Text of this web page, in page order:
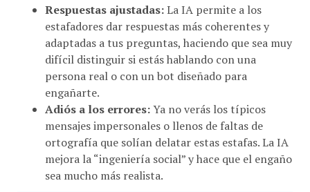
Respuestas ajustadas:La IA permite a los
estafadores dar respuestas más coherentes y
adaptadas a tus preguntas, haciendo que sea muy
difícil distinguir si estás hablando con una
persona real o con un bot diseñado para
engañarte.
Adiós a los errores:Ya no verás los típicos
mensajes impersonales o llenos de faltas de
ortografía que solían delatar estas estafas. La IA
mejora la “ingeniería social” y hace que el engaño
sea mucho más realista.